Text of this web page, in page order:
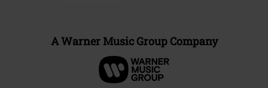
A Warner Music Group Company